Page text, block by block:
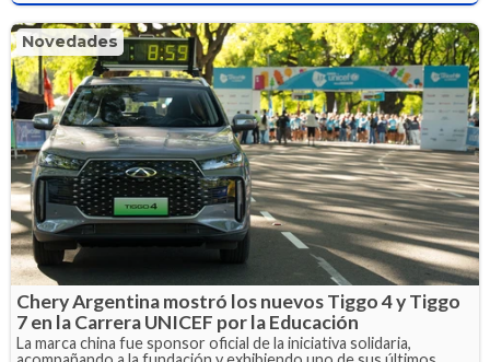
Novedades
Chery Argentina mostró los nuevos Tiggo 4 y Tiggo
7 en la Carrera UNICEF por la Educación
La marca china fue sponsor oficial de la iniciativa solidaria,